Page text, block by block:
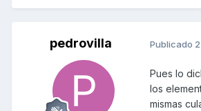
pedrovilla Publicado
Pues lo
los
mismas